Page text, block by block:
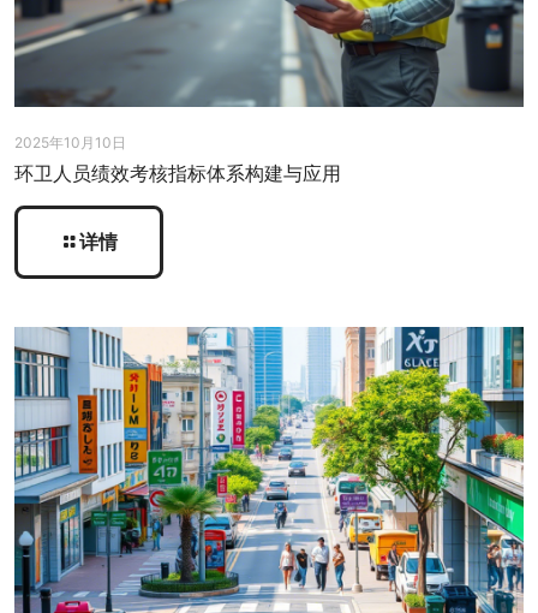
2025年10月10日
环卫人员绩效考核指标体系构建与应用
详情